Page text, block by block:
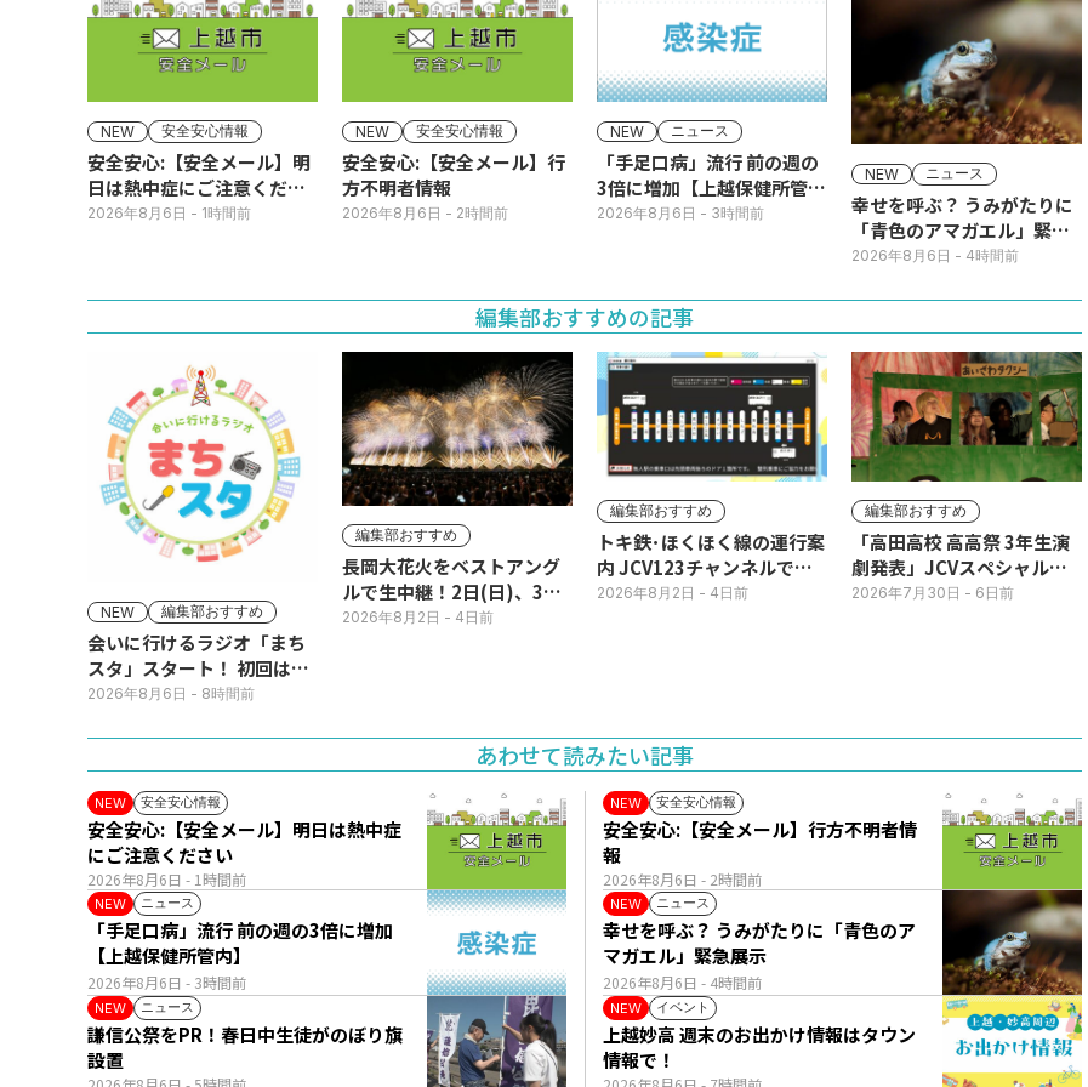
NEW 安全安心情報
安全安心:【安全メール】明
日は熱中症にご注意くださ
い
2026年8月6日 - 1時間前
NEW 安全安心情報
安全安心:【安全メール】行
方不明者情報
2026年8月6日 - 2時間前
NEW ニュース
「手足口病」流行 前の週の
3倍に増加【上越保健所管
内】
2026年8月6日 - 3時間前
NEW ニュース
幸せを呼ぶ？ うみがたりに
「青色のアマガエル」緊急
展示
2026年8月6日 - 4時間前
編集部おすすめの記事
NEW 編集部おすすめ
会いに行けるラジオ「まち
スタ」スタート！ 初回は11
日(火･祝) 公開生放送
2026年8月6日 - 8時間前
編集部おすすめ
長岡大花火をベストアング
ルで生中継！2日(日)、3日
(月)
2026年8月2日 - 4日前
編集部おすすめ
トキ鉄･ほくほく線の運行案
内 JCV123チャンネルで平
日毎朝表示
2026年8月2日 - 4日前
編集部おすすめ
「高田高校 高高祭 3年生演
劇発表」JCVスペシャルで
放送中！
2026年7月30日 - 6日前
あわせて読みたい記事
NEW 安全安心情報
2026年8月6日 - 1時間前
安全安心:【安全メール】明日は熱中症
にご注意ください
NEW 安全安心情報
2026年8月6日 - 2時間前
安全安心:【安全メール】行方不明者情
報
NEW ニュース
2026年8月6日 - 3時間前
「手足口病」流行 前の週の3倍に増加
【上越保健所管内】
NEW ニュース
2026年8月6日 - 4時間前
幸せを呼ぶ？ うみがたりに「青色のア
マガエル」緊急展示
NEW ニュース
謙信公祭をPR！春日中生徒がのぼり旗
設置
NEW イベント
上越妙高 週末のお出かけ情報はタウン
情報で！